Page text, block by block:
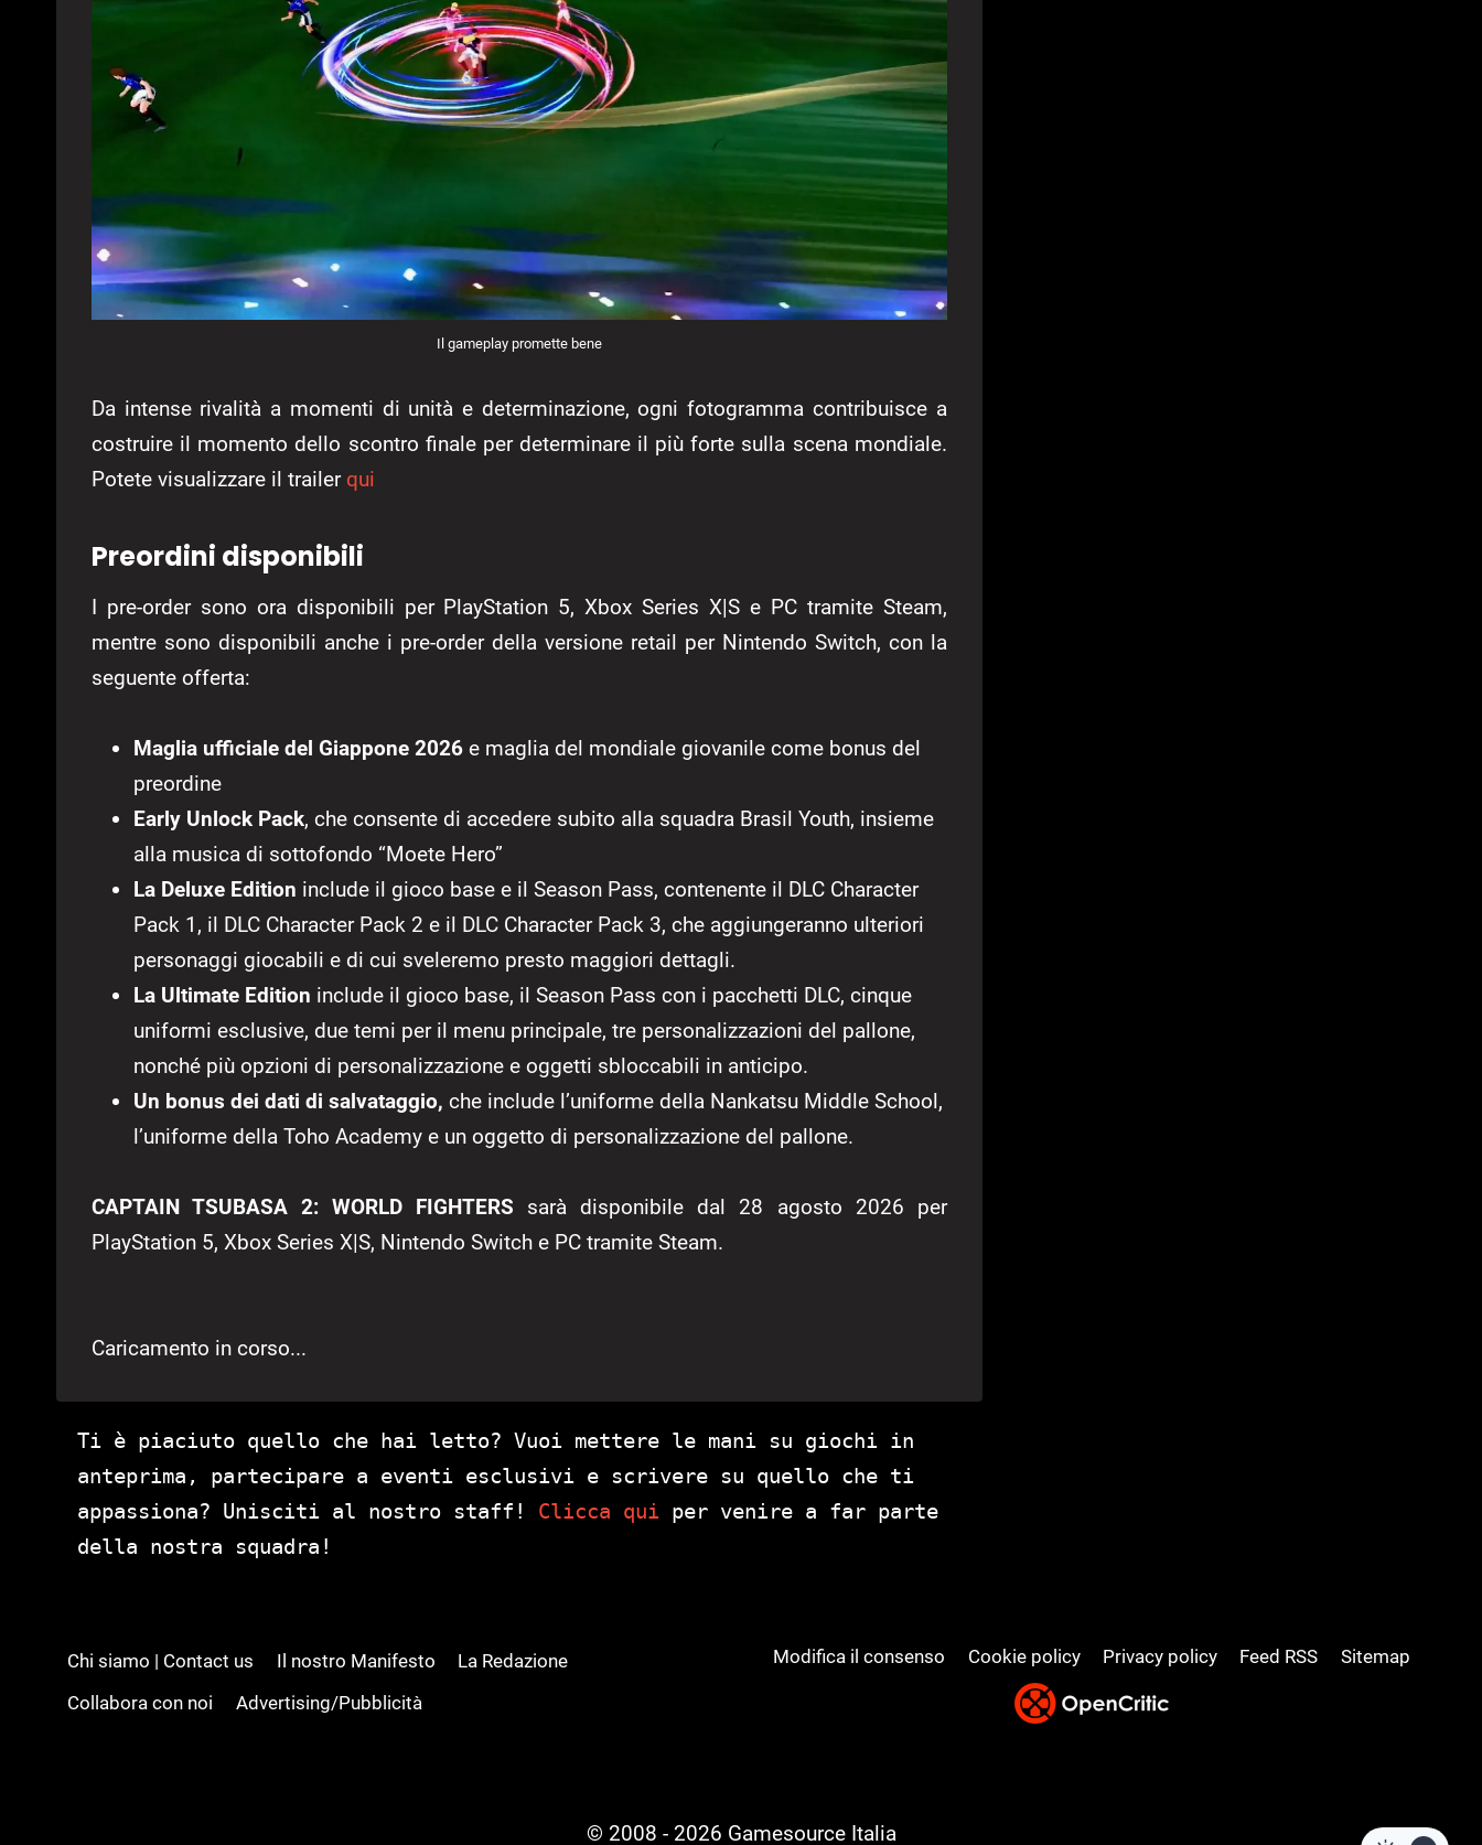
Il gameplay promette bene
Da intense rivalità a momenti di unità e determinazione, ogni fotogramma contribuisce a
costruire il momento dello scontro finale per determinare il più forte sulla scena mondiale.
Potete visualizzare il trailer qui
Preordini disponibili
I pre-order sono ora disponibili per PlayStation 5, Xbox Series X|S e PC tramite Steam,
mentre sono disponibili anche i pre-order della versione retail per Nintendo Switch, con la
seguente offerta:
Maglia ufficiale del Giappone 2026 e maglia del mondiale giovanile come bonus del
preordine
Early Unlock Pack, che consente di accedere subito alla squadra Brasil Youth, insieme
alla musica di sottofondo “Moete Hero”
La Deluxe Edition include il gioco base e il Season Pass, contenente il DLC Character
Pack 1, il DLC Character Pack 2 e il DLC Character Pack 3, che aggiungeranno ulteriori
personaggi giocabili e di cui sveleremo presto maggiori dettagli.
La Ultimate Edition include il gioco base, il Season Pass con i pacchetti DLC, cinque
uniformi esclusive, due temi per il menu principale, tre personalizzazioni del pallone,
nonché più opzioni di personalizzazione e oggetti sbloccabili in anticipo.
Un bonus dei dati di salvataggio, che include l’uniforme della Nankatsu Middle School,
l’uniforme della Toho Academy e un oggetto di personalizzazione del pallone.
CAPTAIN TSUBASA 2: WORLD FIGHTERS sarà disponibile dal 28 agosto 2026 per
PlayStation 5, Xbox Series X|S, Nintendo Switch e PC tramite Steam.
Caricamento in corso...
Ti è piaciuto quello che hai letto? Vuoi mettere le mani su giochi in
anteprima, partecipare a eventi esclusivi e scrivere su quello che ti
appassiona? Unisciti al nostro staff! Clicca qui per venire a far parte
della nostra squadra!
Chi siamo | Contact us Il nostro Manifesto
La Redazione
Collabora con noi
Advertising/Pubblicità
Modifica il consenso Cookie policy Privacy policy Feed RSS Sitemap
© 2008 - 2026 Gamesource Italia